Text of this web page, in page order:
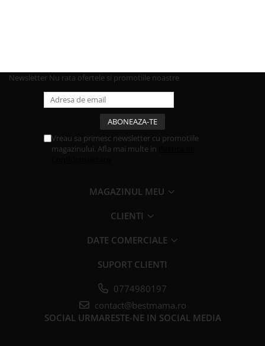
Newsletter Nu rata ofertele si promotiile noastre
Vreau sa primesc newsletter cu promotiile
magazinului. Afla mai multe in
MAGAZINUL MEU
CLIENTI
DATE COMERCIALE
SUPORT CLIENTI
0774980197
contact@bestmama.ro
SOCIAL URMARESTE-NE IN SOCIAL MEDIA